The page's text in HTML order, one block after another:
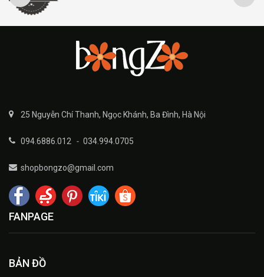
25 Nguyễn Chí Thanh, Ngọc Khánh, Ba Đình, Hà Nội
094.6886.012 - 034.994.0705
shopbongzo@gmail.com
FANPAGE
BẢN ĐỒ